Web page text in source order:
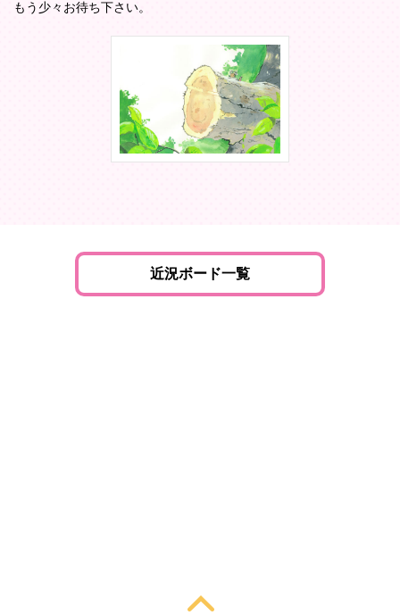
もう少々お待ち下さい。
近況ボード一覧